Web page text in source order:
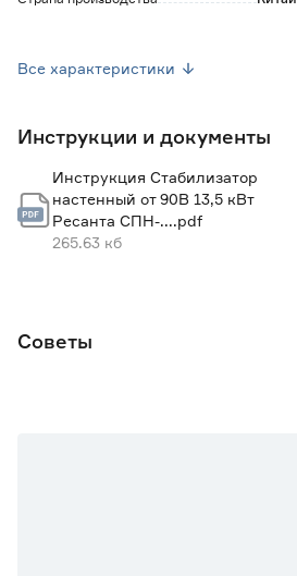
замыкании;
Мощность (кВА) 13.5
Все характеристики
Инструкции и документы
Инструкция Стабилизатор
настенный от 90В 13,5 кВт
Ресанта СПН-....pdf
265.63 кб
Советы